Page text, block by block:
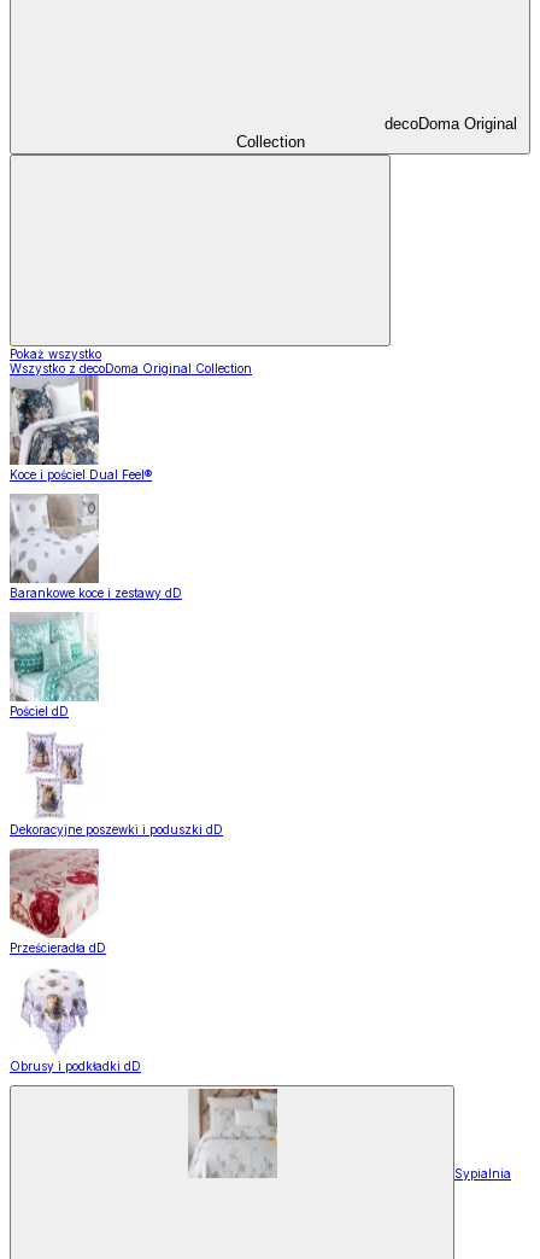
decoDoma Original
Collection
Pokaż wszystko
Wszystko z decoDoma Original Collection
Koce i pościel Dual Feel®
Barankowe koce i zestawy dD
Pościel dD
Dekoracyjne poszewki i poduszki dD
Prześcieradła dD
Obrusy i podkładki dD
Sypialnia